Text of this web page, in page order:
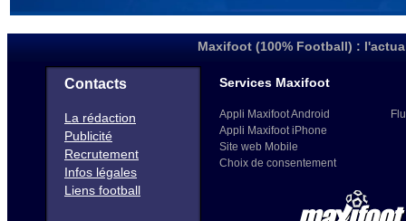
Maxifoot (100% Football) :
Contacts
La rédaction
Publicité
Recrutement
Infos légales
Liens football
Services Maxifoot
Appli Maxifoot Android
Appli Maxifoot iPhone
Site web Mobile
Choix de consentement